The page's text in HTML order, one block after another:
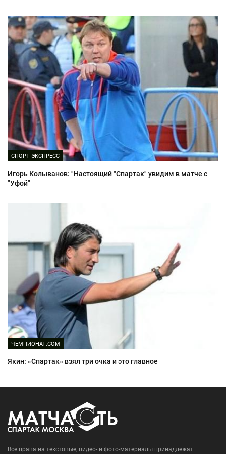
СПОРТ-ЭКСПРЕСС
Игорь Колыванов: "Настоящий "Спартак" увидим в матче с
"Уфой"
ЧЕМПИОНАТ.COM
Якин: «Спартак» взял три очка и это главное
Все права на текстовые, видео- и фото-материалы принадлежат